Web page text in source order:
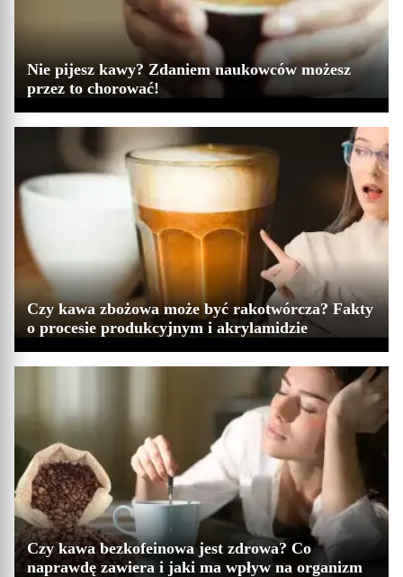
Nie pijesz kawy? Zdaniem naukowców możesz
przez to chorować!
Czy kawa zbożowa może być rakotwórcza? Fakty
o procesie produkcyjnym i akrylamidzie
Czy kawa bezkofeinowa jest zdrowa? Co
naprawdę zawiera i jaki ma wpływ na organizm